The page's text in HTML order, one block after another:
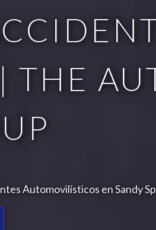
THE
Automovilísticos en Sandy